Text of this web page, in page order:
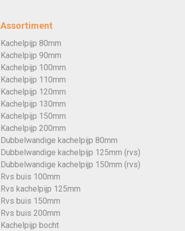
Assortiment
Kachelpijp 80mm
Kachelpijp 90mm
Kachelpijp 100mm
Kachelpijp 110mm
Kachelpijp 120mm
Kachelpijp 130mm
Kachelpijp 150mm
Kachelpijp 200mm
Dubbelwandige kachelpijp 80mm
Dubbelwandige kachelpijp 125mm (rvs)
Dubbelwandige kachelpijp 150mm (rvs)
Rvs buis 100mm
Rvs kachelpijp 125mm
Rvs buis 150mm
Rvs buis 200mm
Kachelpijp bocht